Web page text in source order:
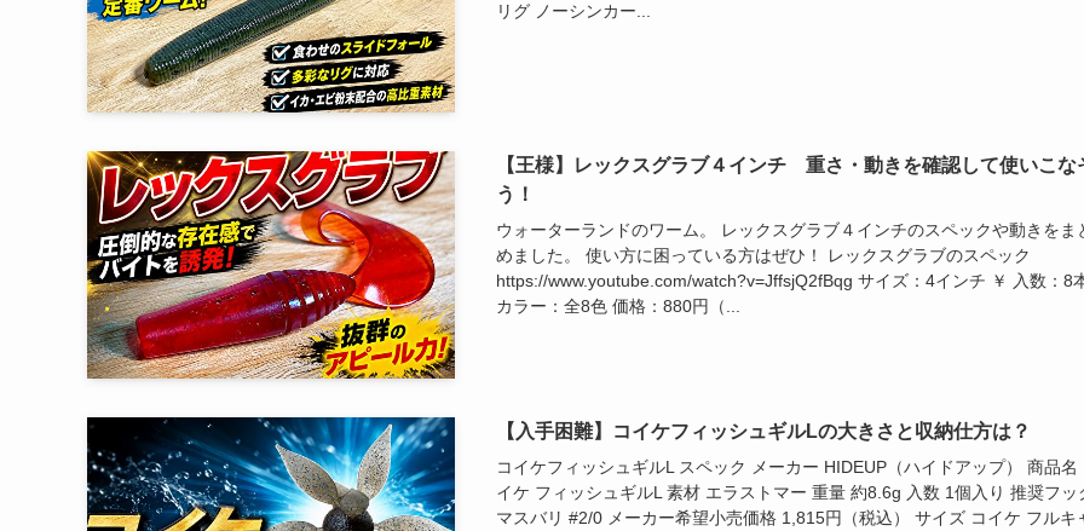
リグ ノーシンカー...
【王様】レックスグラブ４インチ 重さ・動きを確認して使いこな
う！
ウォーターランドのワーム。 レックスグラブ４インチのスペックや動きをま
めました。 使い方に困っている方はぜひ！ レックスグラブのスペック
https://www.youtube.com/watch?v=JffsjQ2fBqg サイズ：4インチ ￥ 入数：8
カラー：全8色 価格：880円（...
【入手困難】コイケフィッシュギルLの大きさと収納仕方は？
コイケフィッシュギルL スペック メーカー HIDEUP（ハイドアップ） 商品名
イケ フィッシュギルL 素材 エラストマー 重量 約8.6g 入数 1個入り 推奨フッ
マスバリ #2/0 メーカー希望小売価格 1,815円（税込） サイズ コイケ フルキ